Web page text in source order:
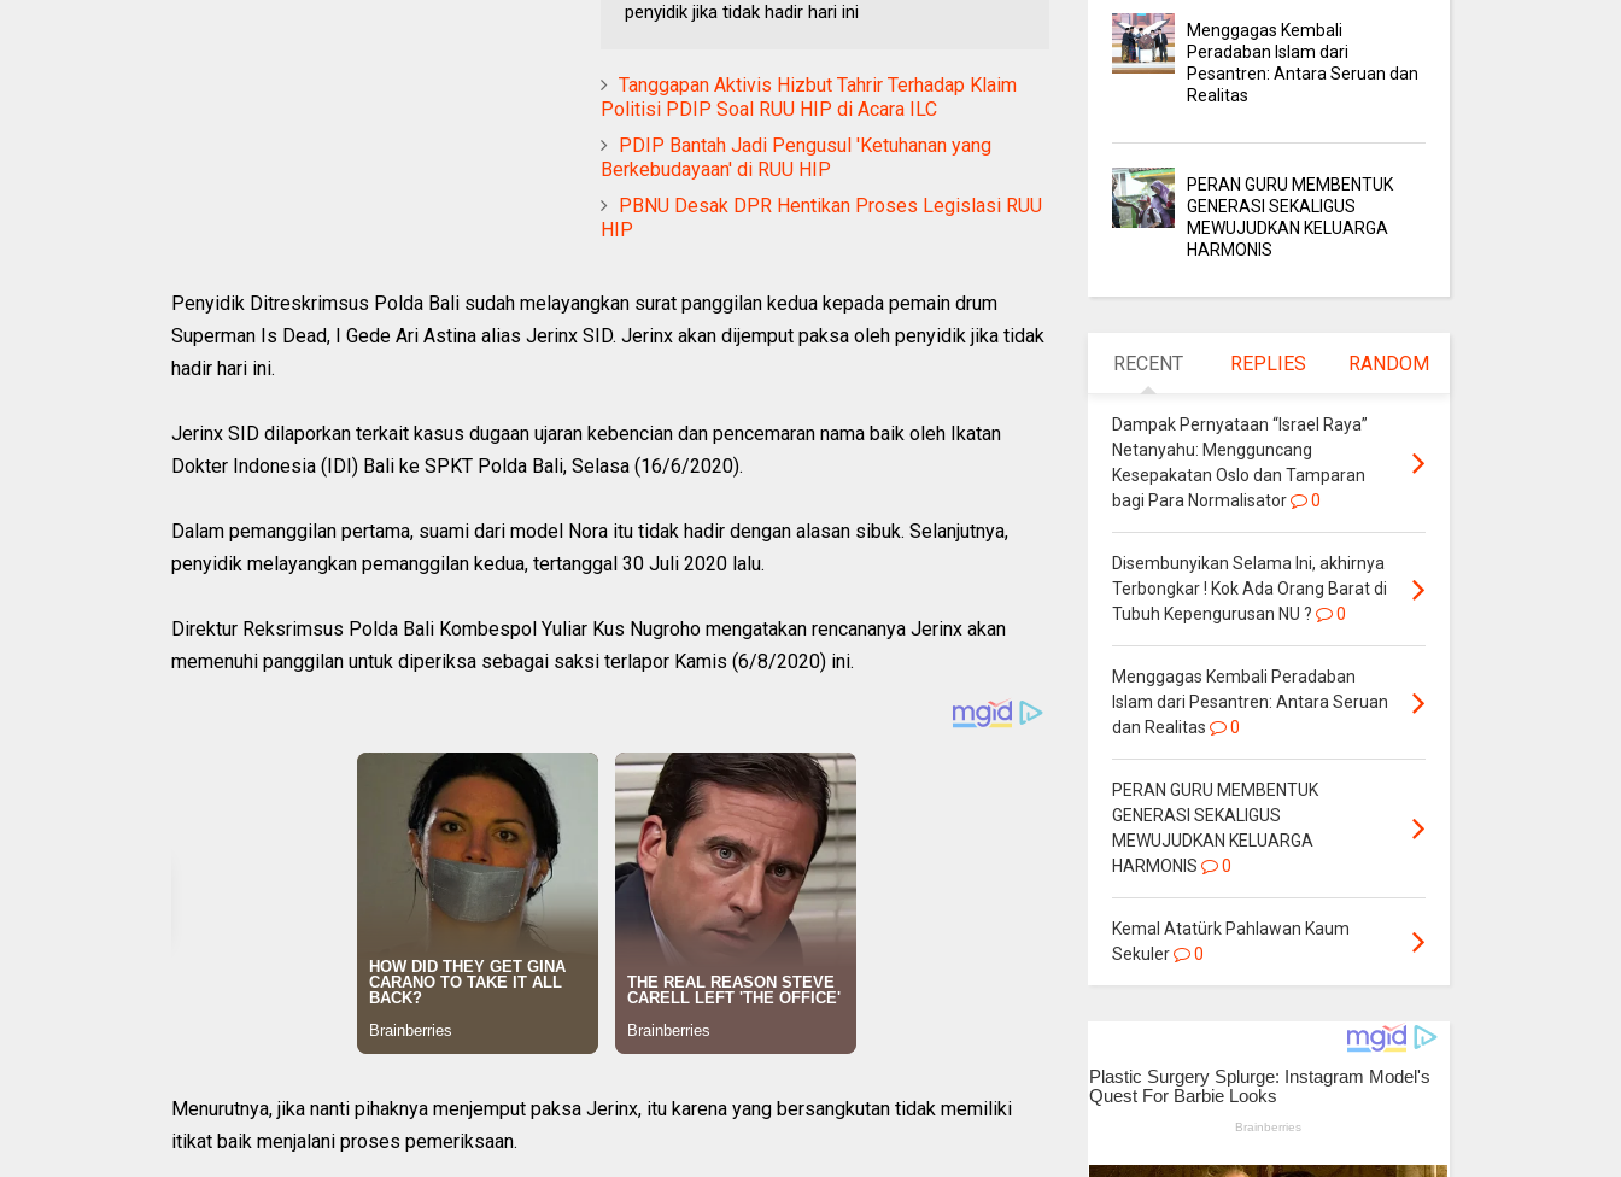
penyidik jika tidak hadir hari ini
Tanggapan Aktivis Hizbut Tahrir Terhadap Klaim
Politisi PDIP Soal RUU HIP di Acara ILC
PDIP Bantah Jadi Pengusul 'Ketuhanan yang
Berkebudayaan' di RUU HIP
PBNU Desak DPR Hentikan Proses Legislasi RUU
HIP
Penyidik Ditreskrimsus Polda Bali sudah melayangkan surat panggilan kedua kepada pemain drum
Superman Is Dead, I Gede Ari Astina alias Jerinx SID. Jerinx akan dijemput paksa oleh penyidik jika tidak
hadir hari ini.
Jerinx SID dilaporkan terkait kasus dugaan ujaran kebencian dan pencemaran nama baik oleh Ikatan
Dokter Indonesia (IDI) Bali ke SPKT Polda Bali, Selasa (16/6/2020).
Dalam pemanggilan pertama, suami dari model Nora itu tidak hadir dengan alasan sibuk. Selanjutnya,
penyidik melayangkan pemanggilan kedua, tertanggal 30 Juli 2020 lalu.
Direktur Reksrimsus Polda Bali Kombespol Yuliar Kus Nugroho mengatakan rencananya Jerinx akan
memenuhi panggilan untuk diperiksa sebagai saksi terlapor Kamis (6/8/2020) ini.
Menurutnya, jika nanti pihaknya menjemput paksa Jerinx, itu karena yang bersangkutan tidak memiliki
itikat baik menjalani proses pemeriksaan.
Menggagas Kembali
Peradaban Islam dari
Pesantren: Antara Seruan dan
Realitas
PERAN GURU MEMBENTUK
GENERASI SEKALIGUS
MEWUJUDKAN KELUARGA
HARMONIS
RECENT REPLIES RANDOM
Dampak Pernyataan “Israel Raya”
Netanyahu: Mengguncang
Kesepakatan Oslo dan Tamparan
bagi Para Normalisator
0
Disembunyikan Selama Ini, akhirnya
Terbongkar ! Kok Ada Orang Barat di
Tubuh Kepengurusan NU ?
0
Menggagas Kembali Peradaban
Islam dari Pesantren: Antara Seruan
dan Realitas
0
PERAN GURU MEMBENTUK
GENERASI SEKALIGUS
MEWUJUDKAN KELUARGA
HARMONIS
0
Kemal Atatürk Pahlawan Kaum
Sekuler
0